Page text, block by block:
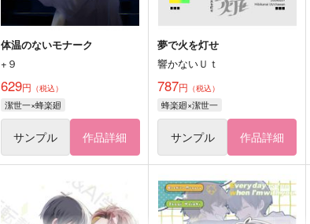
体温のないモナーク
+９
629円 （税込）
潔世一×蜂楽廻
サンプル 作品詳細
夢で火を灯せ
響かないＵｔ
787円 （税込）
蜂楽廻×潔世一
サンプル 作品詳細